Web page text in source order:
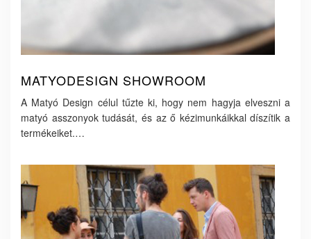
MATYODESIGN SHOWROOM
A Matyó Design célul tűzte ki, hogy nem hagyja elveszni a
matyó asszonyok tudását, és az ő kézimunkáikkal díszítik a
termékeiket.…